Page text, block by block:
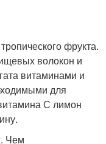
фрукта.
волокон и
витаминами и
для
С лимон